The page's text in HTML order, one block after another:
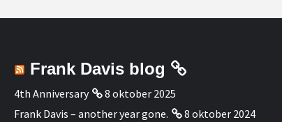
Frank Davis blog
4th Anniversary
8 oktober 2025
Frank Davis – another year gone.
8 oktober 2024